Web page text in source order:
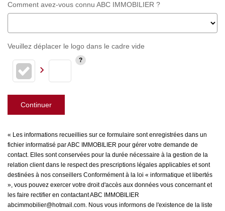
Comment avez-vous connu ABC IMMOBILIER ?
Veuillez déplacer le logo dans le cadre vide
Continuer
« Les informations recueillies sur ce formulaire sont enregistrées dans un
fichier informatisé par ABC IMMOBILIER pour gérer votre demande de
contact. Elles sont conservées pour la durée nécessaire à la gestion de la
relation client dans le respect des prescriptions légales applicables et sont
destinées à nos conseillers Conformément à la loi « informatique et libertés
», vous pouvez exercer votre droit d'accès aux données vous concernant et
les faire rectifier en contactant ABC IMMOBILIER
abcimmobilier@hotmail.com. Nous vous informons de l'existence de la liste